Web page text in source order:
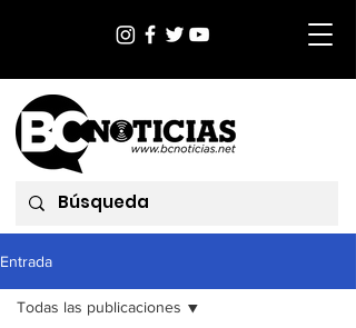
Entrada
Todas las publicaciones